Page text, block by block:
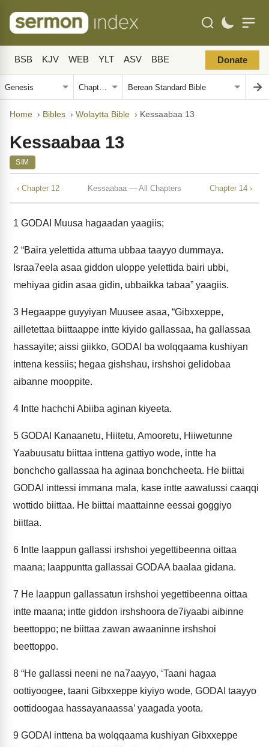
BSB KJV WEB YLT ASV BBE Donate
Home › Bibles › Wolaytta Bible › Kessaabaa 13
Kessaabaa 13
SIM
‹ Chapter 12 Kessaabaa — All Chapters Chapter 14 ›
1 GODAI Muusa hagaadan yaagiis;
2 “Baira yelettida attuma ubbaa taayyo dummaya.
Israa7eela asaa giddon uloppe yelettida bairi ubbi,
mehiyaa gidin asaa gidin, ubbaikka tabaa” yaagiis.
3 Hegaappe guyyiyan Muusee asaa, “Gibxxeppe,
ailletettaa biittaappe intte kiyido gallassaa, ha gallassaa
hassayite; aissi giikko, GODAI ba wolqqaama kushiyan
inttena kessiis; hegaa gishshau, irshshoi gelidobaa
aibanne mooppite.
4 Intte hachchi Abiiba aginan kiyeeta.
5 GODAI Kanaanetu, Hiitetu, Amooretu, Hiiwetunne
Yaabuusatu biittaa inttena gattiyo wode, intte ha
bonchcho gallassaa ha aginaa bonchcheeta. He biittai
GODAI inttessi immana mala, kase intte aawatussi caaqqi
wottido biittaa. He biittai maattainne eessai goggiyo
biittaa.
6 Intte laappun gallassi irshshoi yegettibeenna oittaa
maana; laappuntta gallassai GODAA baalaa gidana.
7 He laappun gallassatun irshshoi yegettibeenna oittaa
intte maana; intte giddon irshshoora de7iyaabi aibinne
beettoppo; ne biittaa zawan awaaninne irshshoi
beettoppo.
8 “He gallassi neeni ne na7aayyo, ‘Taani hagaa
oottiyoogee, taani Gibxxeppe kiyiyo wode, GODAI taayyo
oottidoogaa hassayanaassa’ yaagada yoota.
9 GODAI inttena ba wolqqaama kushiyan Gibxxeppe